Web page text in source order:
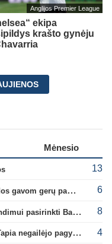
Anglijos Premier League
ekipa
krašto gynėju
Mėnesio
13
A. Tapinas: „Iš europinio lygio komandos gavom gerų pamokų“ 6
Paaiškėjo, kas turėjo įtakos Rodri sprendimui pasirinkti Barselonos pusę 8
Argentinos federacijos prezidentas C. Tapia negailėjo pagyrų G. Infantino 4